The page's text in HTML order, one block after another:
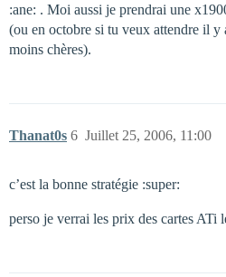
:ane: . Moi aussi je prendrai une
(ou en octobre si tu veux attendre il
moins chères).
Thanat0s Juillet 25, 2006, 11:00
6
c’est la bonne stratégie :super:
perso je verrai les prix des cartes ATi